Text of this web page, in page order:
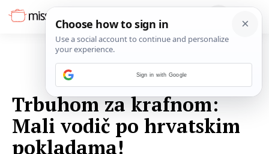
Trbuhom za krafnom:
Mali vodič po hrvatskim
pokladama!
Sign in with Google